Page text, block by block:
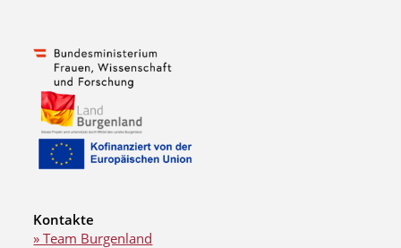
Kontakte
» Team Burgenland